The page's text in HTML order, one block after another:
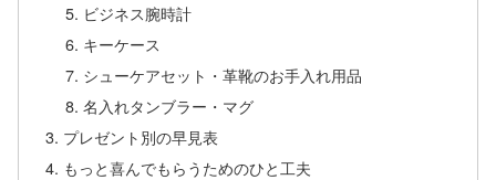
ビジネス腕時計
キーケース
シューケアセット・革靴のお手入れ用品
名入れタンブラー・マグ
プレゼント別の早見表
もっと喜んでもらうためのひと工夫